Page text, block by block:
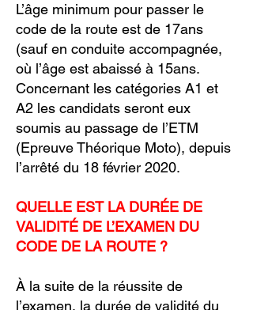
L’âge minimum pour passer le
code de la route est de 17ans
(sauf en conduite accompagnée,
où l’âge est abaissé à 15ans.
Concernant les catégories A1 et
A2 les candidats seront eux
soumis au passage de l’ETM
(Epreuve Théorique Moto), depuis
l’arrêté du 18 février 2020.
QUELLE EST LA DURÉE DE
VALIDITÉ DE L’EXAMEN DU
CODE DE LA ROUTE ?
À la suite de la réussite de
l’examen, la durée de validité du